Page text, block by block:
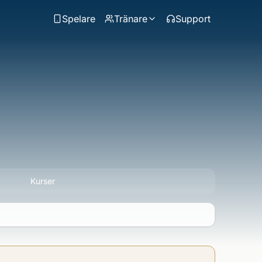
Spelare Tränare Support
Kurser